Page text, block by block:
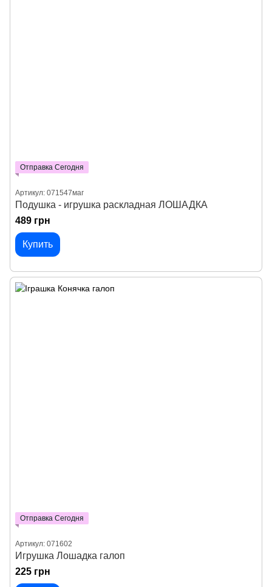
Отправка Сегодня
Артикул: 071547маг
Подушка - игрушка раскладная ЛОШАДКА
489 грн
Купить
Отправка Сегодня
Артикул: 071602
Игрушка Лошадка галоп
225 грн